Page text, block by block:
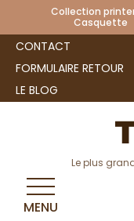
Collection
CONTACT
FORMULAIRE RETOUR
LE BLOG
Le plus
MENU